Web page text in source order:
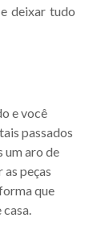
deixar tudo
e você
passados
um aro de
peças
que